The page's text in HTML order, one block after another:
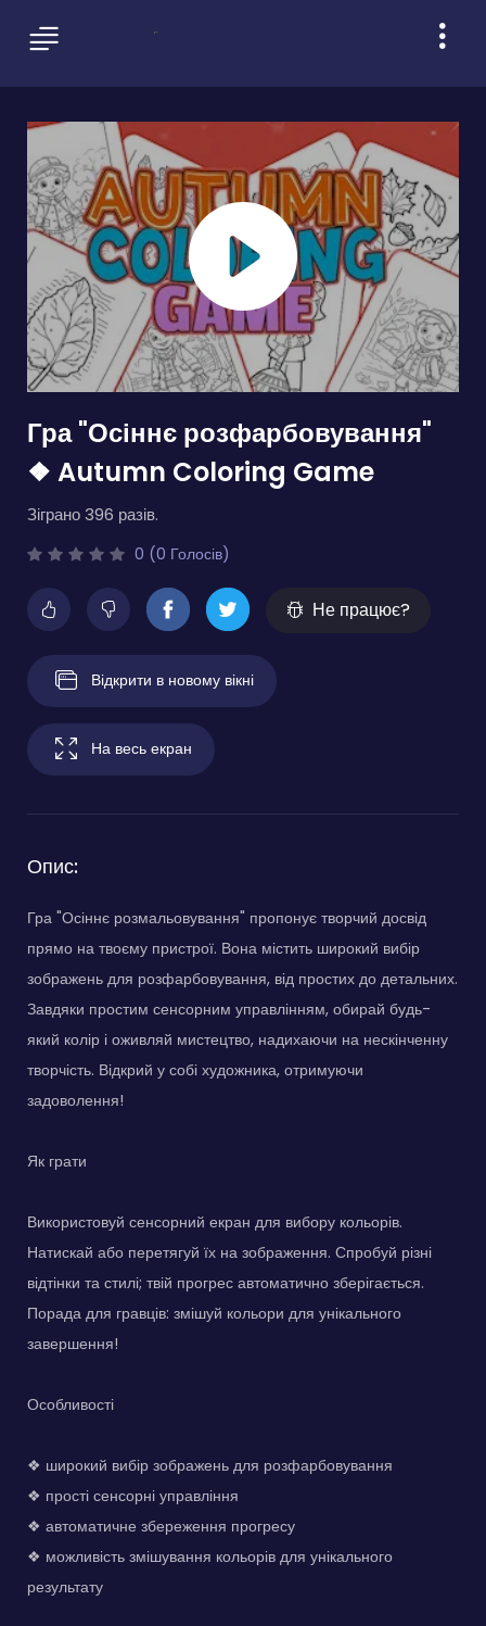
Гра "Осіннє розфарбовування"
❖ Autumn Coloring Game
Зіграно 396 разів.
0 (0 Голосів)
Не працює?
Відкрити в новому вікні
На весь екран
Опис:
Гра "Осіннє розмальовування" пропонує творчий досвід
прямо на твоєму пристрої. Вона містить широкий вибір
зображень для розфарбовування, від простих до детальних.
Завдяки простим сенсорним управлінням, обирай будь-
який колір і оживляй мистецтво, надихаючи на нескінченну
творчість. Відкрий у собі художника, отримуючи
задоволення!
Як грати
Використовуй сенсорний екран для вибору кольорів.
Натискай або перетягуй їх на зображення. Спробуй різні
відтінки та стилі; твій прогрес автоматично зберігається.
Порада для гравців: змішуй кольори для унікального
завершення!
Особливості
❖ широкий вибір зображень для розфарбовування
❖ прості сенсорні управління
❖ автоматичне збереження прогресу
❖ можливість змішування кольорів для унікального
результату